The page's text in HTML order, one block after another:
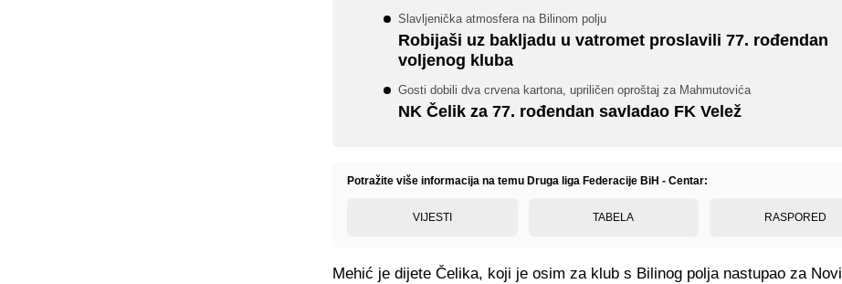
Slavljenička atmosfera na Bilinom polju
Robijaši uz bakljadu u vatromet proslavili 77. rođendan
voljenog kluba
Gosti dobili dva crvena kartona, upriličen oproštaj za Mahmutovića
NK Čelik za 77. rođendan savladao FK Velež
Potražite više informacija na temu Druga liga Federacije BiH - Centar:
VIJESTI TABELA RASPORED
Mehić je dijete Čelika, koji je osim za klub s Bilinog polja nastupao za Novi